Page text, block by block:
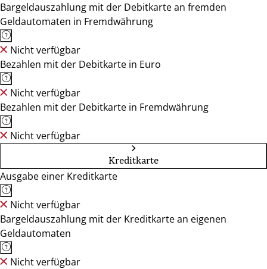
Bargeldauszahlung mit der Debitkarte an fremden
Geldautomaten in Fremdwährung
Nicht verfügbar
Bezahlen mit der Debitkarte in Euro
Nicht verfügbar
Bezahlen mit der Debitkarte in Fremdwährung
Nicht verfügbar
Kreditkarte
Ausgabe einer Kreditkarte
Nicht verfügbar
Bargeldauszahlung mit der Kreditkarte an eigenen
Geldautomaten
Nicht verfügbar